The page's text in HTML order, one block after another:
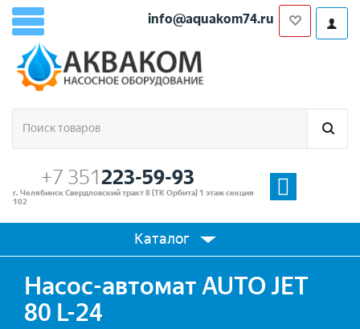
info@aquakom74.ru
+7 351223-59-93
г. Челябинск Свердловский тракт 8 (ТК Орбита) 1 этаж секция
102
Каталог
Насос-автомат AUTO JET
80 L-24